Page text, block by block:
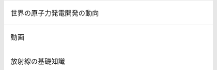
世界の原子力発電開発の動向
動画
放射線の基礎知識